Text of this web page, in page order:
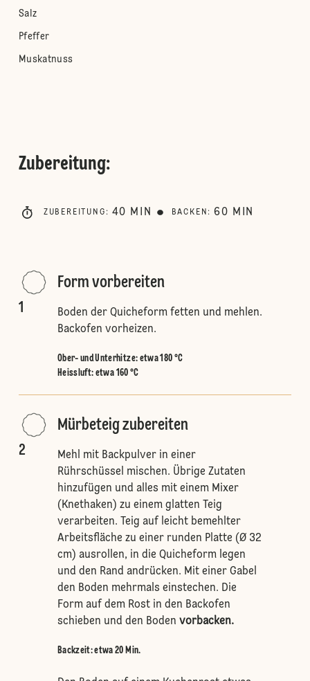
Salz
Pfeffer
Muskatnuss
Zubereitung:
ZUBEREITUNG : 40 MIN BACKEN : 60 MIN
1
Form vorbereiten
Boden der Quicheform fetten und mehlen.
Backofen vorheizen.
Ober- und Unterhitze: etwa 180 °C
Heissluft: etwa 160 °C
2
Mürbeteig zubereiten
Mehl mit Backpulver in einer
Rührschüssel mischen. Übrige Zutaten
hinzufügen und alles mit einem Mixer
(Knethaken) zu einem glatten Teig
verarbeiten. Teig auf leicht bemehlter
Arbeitsfläche zu einer runden Platte (Ø 32
cm) ausrollen, in die Quicheform legen
und den Rand andrücken. Mit einer Gabel
den Boden mehrmals einstechen. Die
Form auf dem Rost in den Backofen
schieben und den Boden vorbacken.
Backzeit: etwa 20 Min.